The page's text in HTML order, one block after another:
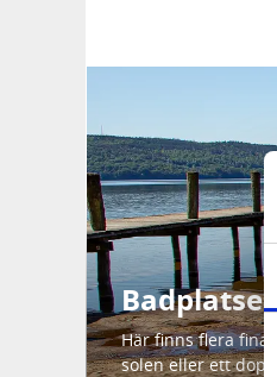
Badplatser
Här finns flera fina
solen eller ett